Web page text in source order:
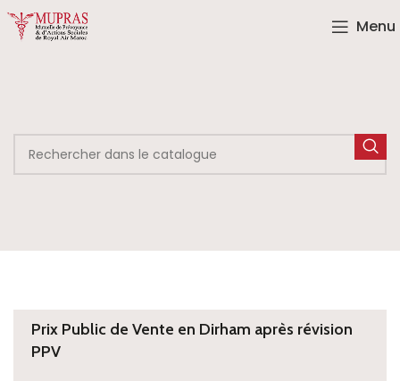
Menu
Prix Public de Vente en Dirham après révision
PPV